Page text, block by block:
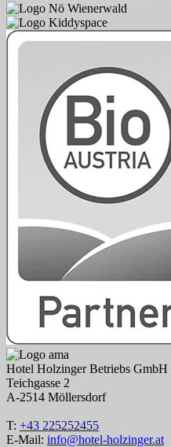
Hotel Holzinger Betriebs
Teichgasse 2
A-2514 Möllersdorf
T: +43 225252455
E-Mail: info@hotel-holzinger.at